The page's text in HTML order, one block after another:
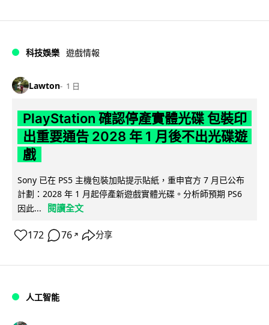
科技娛樂 遊戲情報
Lawton 1 日
PlayStation 確認停產實體光碟 包裝印
出重要通告 2028 年 1 月後不出光碟遊
戲
Sony 已在 PS5 主機包裝加貼提示貼紙，重申官方 7 月已公布
計劃：2028 年 1 月起停產新遊戲實體光碟。分析師預期 PS6
因此...
閱讀全文
172 76 ↗ 分享
人工智能